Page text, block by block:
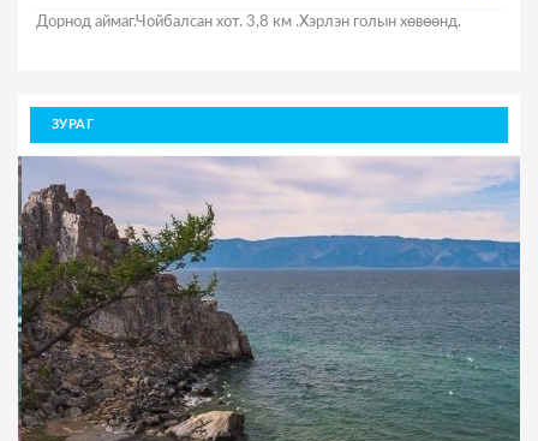
Дорнод аймаг.Чойбалсан хот. 3,8 км .Хэрлэн голын хөвөөнд.
ЗУРАГ